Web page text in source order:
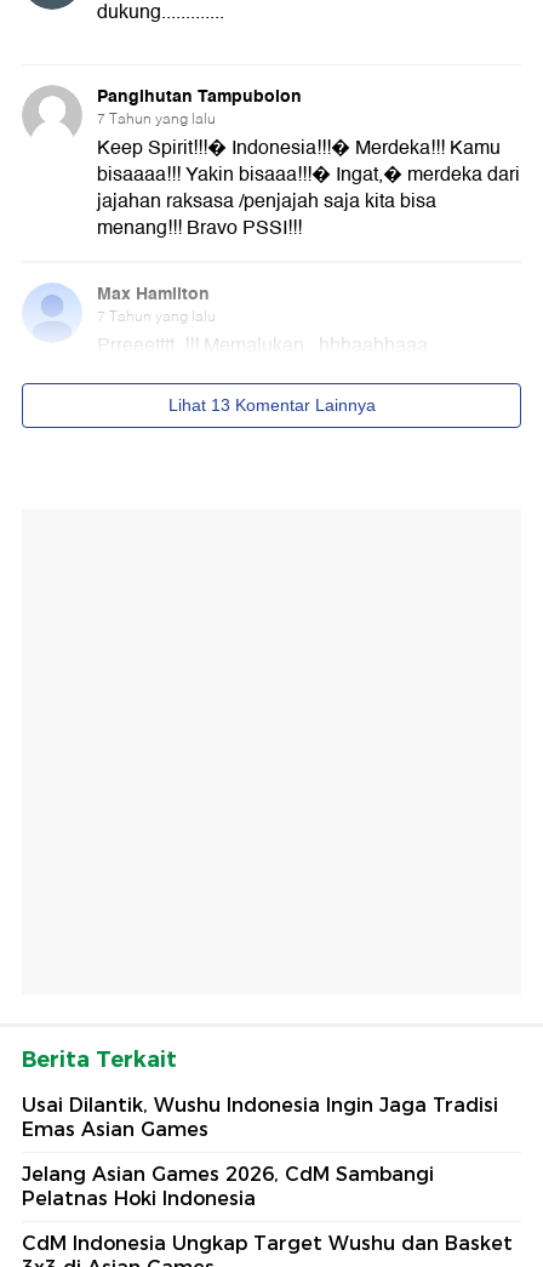
Berita Terkait
Usai Dilantik, Wushu Indonesia Ingin Jaga Tradisi
Emas Asian Games
Jelang Asian Games 2026, CdM Sambangi
Pelatnas Hoki Indonesia
CdM Indonesia Ungkap Target Wushu dan Basket